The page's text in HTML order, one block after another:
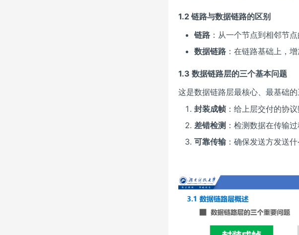
1.2 链路与数据链路的区别
链路 ：从一个节点到相邻节
数据链路 ：在链路基础上，
1.3 数据链路层的三个基本问题
这是数据链路层最核心、最基础的
封装成帧 ：给上层交付的协
差错检测 ：检测数据在传输
可靠传输：确保发送方发送